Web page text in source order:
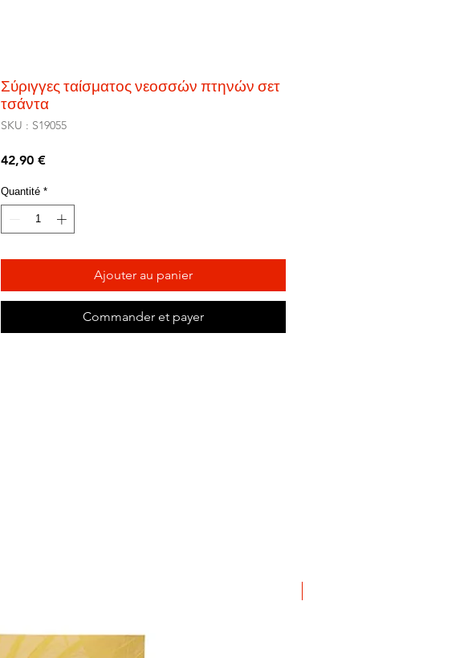
Σύριγγες ταίσματος νεοσσών πτηνών σετ
τσάντα
SKU : S19055
42,90 €Prix
Quantité *
Ajouter au panier
Commander et payer